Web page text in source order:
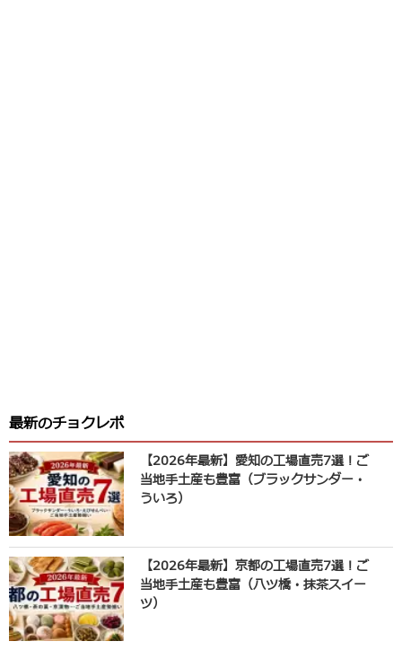
最新のチョクレポ
【2026年最新】愛知の工場直売7選！ご
当地手土産も豊富（ブラックサンダー・
ういろ）
【2026年最新】京都の工場直売7選！ご
当地手土産も豊富（八ツ橋・抹茶スイー
ツ）